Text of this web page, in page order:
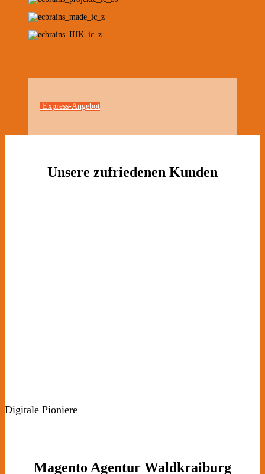
Express-Angebot
Unsere zufriedenen Kunden
Digitale Pioniere
Magento Agentur Waldkraiburg